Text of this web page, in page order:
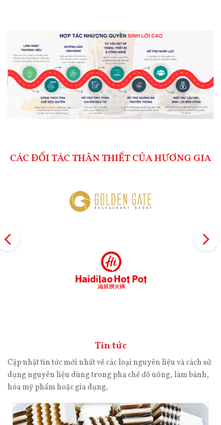
CÁC ĐỐI TÁC THÂN THIẾT CỦA HƯƠNG GIA
Tin tức
Cập nhật tin tức mới nhất về các loại nguyên liệu và cách sử
dụng nguyên liệu dùng trong pha chế đồ uống, làm bánh,
hóa mỹ phẩm hoặc gia dụng.